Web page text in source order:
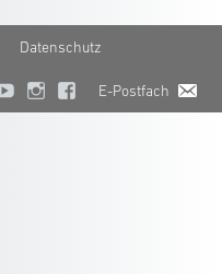
Datenschutz
E-Postfach